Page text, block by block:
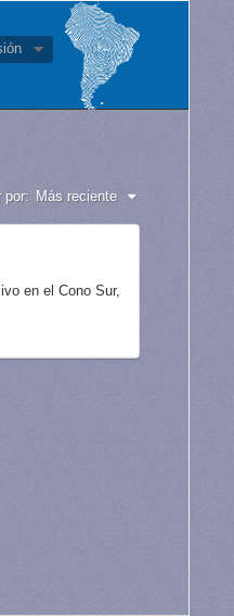
por: Más reciente
en el Cono Sur,